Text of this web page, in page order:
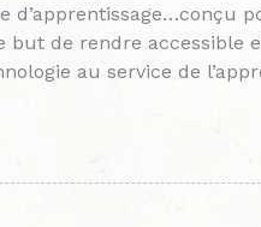
d’apprentissage…conçu
de rendre accessible
au service de